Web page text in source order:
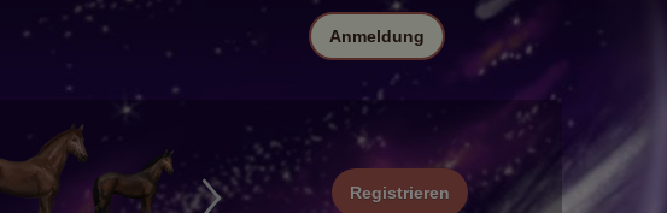
Registrieren
Anmeldung